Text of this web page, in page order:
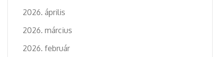
2026. április
2026. március
2026. február